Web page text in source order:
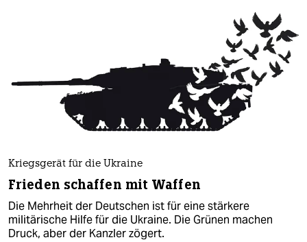
Kriegsgerät für die Ukraine
Frieden schaffen mit Waffen
Die Mehrheit der Deutschen ist für eine stärkere
militärische Hilfe für die Ukraine. Die Grünen machen
Druck, aber der Kanzler zögert.